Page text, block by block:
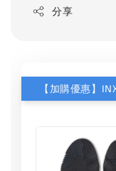
分享